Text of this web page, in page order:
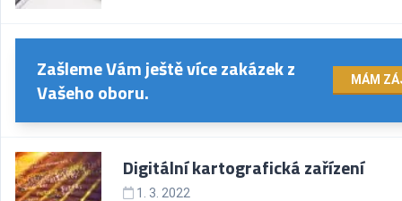
Zašleme Vám ještě více zakázek z
Vašeho oboru.
MÁM
Digitální kartografická zařízení
1. 3. 2022